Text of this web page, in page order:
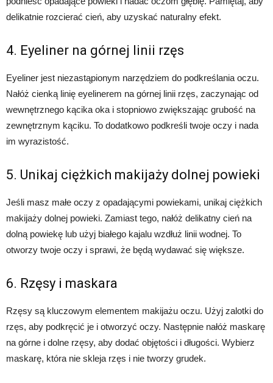
delikatnie rozcierać cień, aby uzyskać naturalny efekt.
4. Eyeliner na górnej linii rzęs
Eyeliner jest niezastąpionym narzędziem do podkreślania oczu.
Nałóż cienką linię eyelinerem na górnej linii rzęs, zaczynając od
wewnętrznego kącika oka i stopniowo zwiększając grubość na
zewnętrznym kąciku. To dodatkowo podkreśli twoje oczy i nada
im wyrazistość.
5. Unikaj ciężkich makijaży dolnej powieki
Jeśli masz małe oczy z opadającymi powiekami, unikaj ciężkich
makijaży dolnej powieki. Zamiast tego, nałóż delikatny cień na
dolną powiekę lub użyj białego kajalu wzdłuż linii wodnej. To
otworzy twoje oczy i sprawi, że będą wydawać się większe.
6. Rzęsy i maskara
Rzęsy są kluczowym elementem makijażu oczu. Użyj zalotki do
rzęs, aby podkręcić je i otworzyć oczy. Następnie nałóż maskarę
na górne i dolne rzęsy, aby dodać objętości i długości. Wybierz
maskarę, która nie skleja rzęs i nie tworzy grudek.